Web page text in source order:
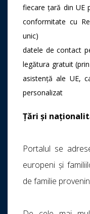
fiecare țară din UE
conformitate cu
unic)
datele de contact
legătura gratuit
asistență ale UE,
personalizat
Țări și
Portalul se
europeni și
de familie